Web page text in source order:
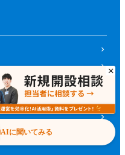
AIに聞いてみる